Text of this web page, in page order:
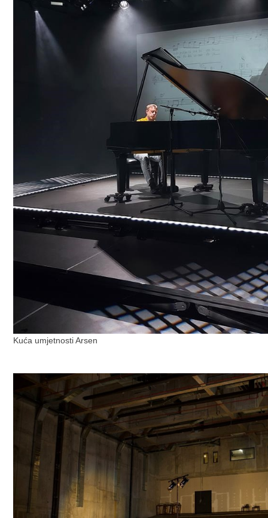
Kuća umjetnosti Arsen